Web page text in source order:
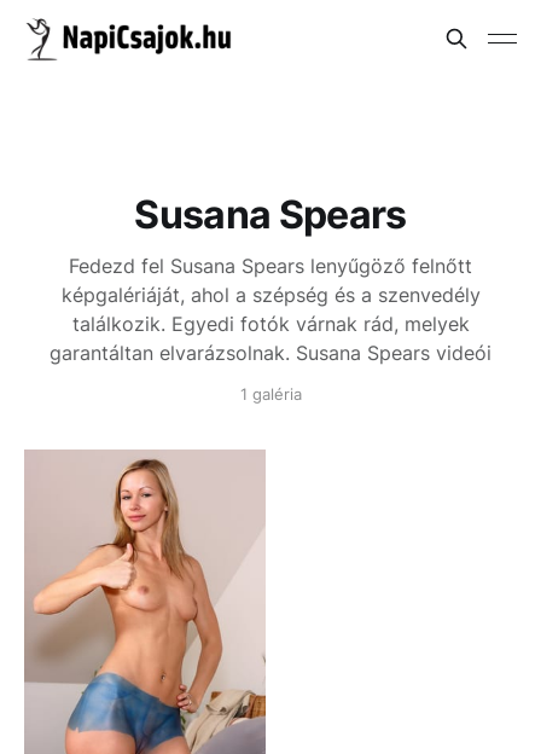
Susana Spears
Fedezd fel Susana Spears lenyűgöző felnőtt
képgalériáját, ahol a szépség és a szenvedély
találkozik. Egyedi fotók várnak rád, melyek
garantáltan elvarázsolnak. Susana Spears videói
1 galéria